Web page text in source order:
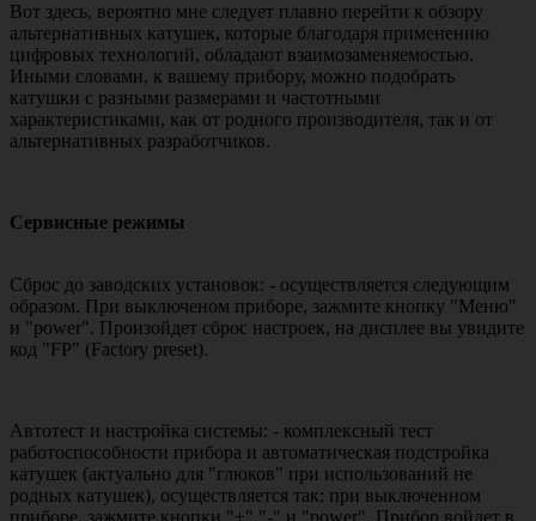
Вот здесь, вероятно мне следует плавно перейти к обзору
альтернативных катушек, которые благодаря применению
цифровых технологий, обладают взаимозаменяемостью.
Иными словами, к вашему прибору, можно подобрать
катушки с разными размерами и частотными
характеристиками, как от родного производителя, так и от
альтернативных разработчиков.
Сервисные режимы
Сброс до заводских установок: - осуществляется следующим
образом. При выключеном приборе, зажмите кнопку "Меню"
и "power". Произойдет сброс настроек, на дисплее вы увидите
код "FP" (Factory preset).
Автотест и настройка системы: - комплексный тест
работоспособности прибора и автоматическая подстройка
катушек (актуально для "глюков" при использований не
родных катушек), осуществляется так: при выключенном